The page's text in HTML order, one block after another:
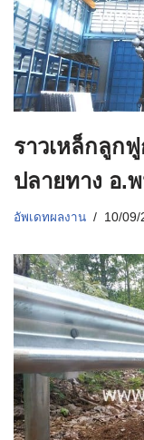
ราวเหล็กลูก
ปลายทาง อ.
อัพเดทผลงาน 10/09/